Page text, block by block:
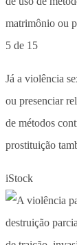
5 de 15
Já a violência
ou presenciar
de métodos
prostituição
iStock